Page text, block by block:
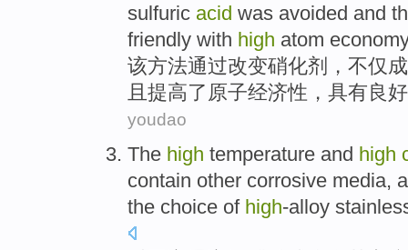
sulfuric acid was avoided and
friendly with high atom economy
该方法通过改变硝化剂 ，不仅
且 提高了 原子经济性， 具有良好
youdao
The high temperature and high
contain other corrosive media,
the choice of high-alloy